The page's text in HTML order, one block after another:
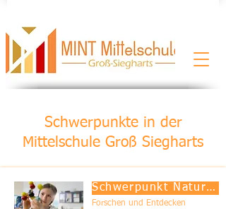
Schwerpunkte in der
Mittelschule Groß Siegharts
Schwerpunkt Naturwissenschaften
Forschen und Entdecken